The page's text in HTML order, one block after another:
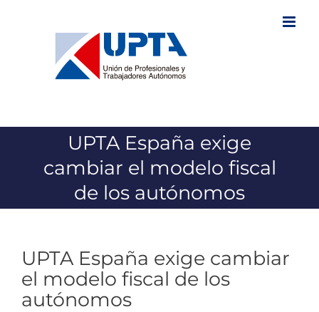
UPTA España exige
cambiar el modelo fiscal
de los autónomos
UPTA España exige cambiar
el modelo fiscal de los
autónomos